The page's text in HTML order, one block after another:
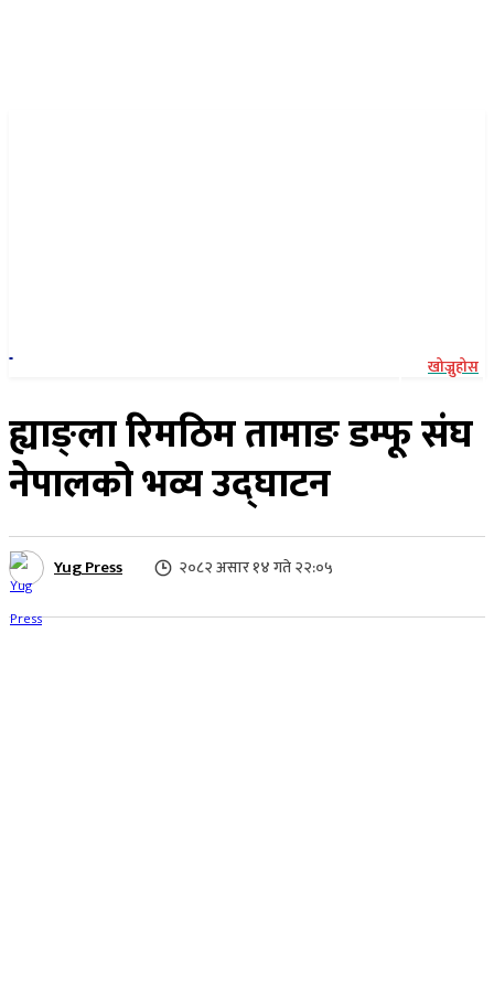
खोज्नुहोस
ह्याङ्ला रिमठिम तामाङ डम्फू संघ
नेपालको भव्य उद्घाटन
Yug Press २०८२ असार १४ गते २२:०५